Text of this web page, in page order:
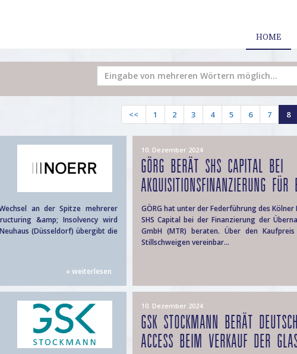
HOME
<< 1 2 3 4 5 6 7 8
an der Spitze mehrerer
&amp; Insolvency wird
(Düsseldorf) übergibt die
» weiterlesen
10. Dezember 2024
GÖRG BERÄT SHS CAPITAL BEI
AKQUISITIONSFINANZIERUNG FÜR
GÖRG hat unter der Federführung des
SHS Capital bei der Finanzierung der
GmbH (MTR) beraten. Über den
Stillschweigen vereinbar...
10. Dezember 2024
GSK STOCKMANN BERÄT
ACCESS BEIM VERKAUF DER